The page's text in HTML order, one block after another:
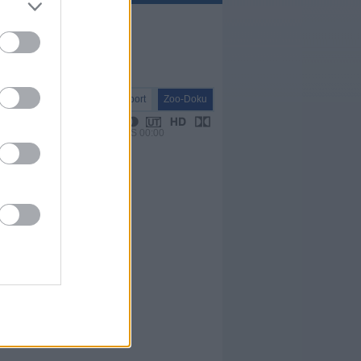
Report Zoo-Doku
VPS 00:00